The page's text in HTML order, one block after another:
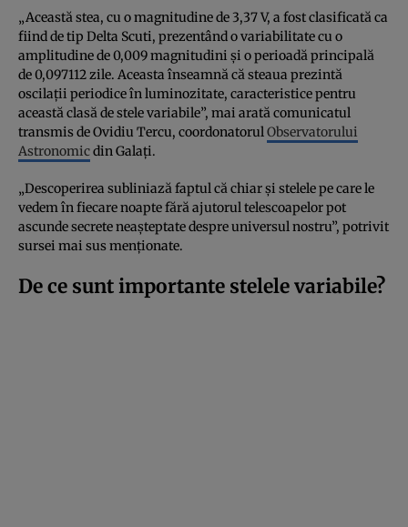
„Această stea, cu o magnitudine de 3,37 V, a fost clasificată ca
fiind de tip Delta Scuti, prezentând o variabilitate cu o
amplitudine de 0,009 magnitudini și o perioadă principală
de 0,097112 zile. Aceasta înseamnă că steaua prezintă
oscilații periodice în luminozitate, caracteristice pentru
această clasă de stele variabile”, mai arată comunicatul
transmis de Ovidiu Tercu, coordonatorulObservatorului
Astronomicdin Galați.
„Descoperirea subliniază faptul că chiar și stelele pe care le
vedem în fiecare noapte fără ajutorul telescoapelor pot
ascunde secrete neașteptate despre universul nostru”, potrivit
sursei mai sus menționate.
De ce sunt importante stelele variabile?